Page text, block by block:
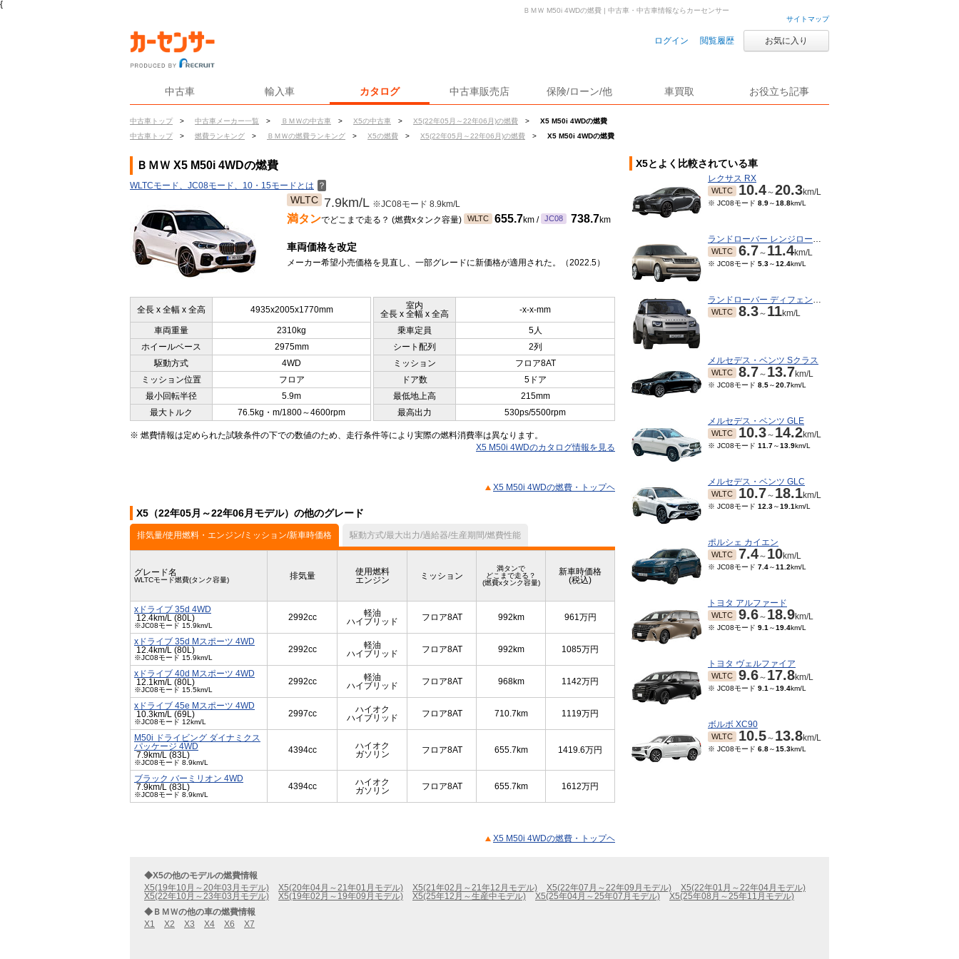
{
サイトマップ
ログイン 閲覧履歴 お気に入り
中古車 輸入車 カタログ 中古車販売店 保険/ローン/他 車買取 お役立ち記事
中古車トップ > 中古車メーカー一覧 > ＢＭＷの中古車 > X5の中古車 > X5(22年05月～22年06月)の燃費 >
X5 M50i 4WDの燃費
中古車トップ
> 燃費ランキング > ＢＭＷの燃費ランキング > X5の燃費 > X5(22年05月～22年06月)の燃費 > X5 M50i 4WDの燃費
ＢＭＷ M50i 4WDの燃費 | 中古車・中古車情報ならカーセンサー
ＢＭＷ X5 M50i 4WDの燃費
WLTCモード、JC08モード、10・15モードとは ？
WLTC 7.9km/L ※JC08モード 8.9km/L
満タンでどこまで走る？ (燃費xタンク容量) WLTC 655.7km / JC08 738.7km
車両価格を改定
メーカー希望小売価格を見直し、一部グレードに新価格が適用された。（2022.5）
全長 x 全幅 x 全高 4935x2005x1770mm
室内
全長 x 全幅 x 全高
-x-x-mm
車両重量 2310kg 乗車定員
5人
ホイールベース
2975mm シート配列
2列
駆動方式
4WD ミッション
フロア8AT
ミッション位置
フロア ドア数
5ドア
最小回転半径
5.9m 最低地上高
215mm
最大トルク
76.5kg・m/1800～4600rpm 最高出力 530ps/5500rpm
※ 燃費情報は定められた試験条件の下での数値のため、走行条件等により実際の燃料消費率は異なります。
X5 M50i 4WDのカタログ情報を見る
X5 M50i 4WDの燃費・トップヘ
X5（22年05月～22年06月モデル）の他のグレード
排気量/使用燃料・エンジン/ミッション/新車時価格 駆動方式/最大出力/過給器/生産期間/燃費性能
グレード名
WLTCモード燃費(タンク容量) 排気量
使用燃料
エンジン
ミッション
満タンで
どこまで走る？
(燃費xタンク容量)
新車時価格
(税込)
xドライブ 35d 4WD
12.4km/L (80L)
※JC08モード 15.9km/L
2992cc
軽油
ハイブリッド
フロア8AT 992km 961万円
xドライブ 35d Mスポーツ 4WD
12.4km/L (80L)
※JC08モード 15.9km/L
2992cc
軽油
ハイブリッド
フロア8AT 992km 1085万円
xドライブ 40d Mスポーツ 4WD
12.1km/L (80L)
※JC08モード 15.5km/L
2992cc
軽油
ハイブリッド
フロア8AT 968km 1142万円
xドライブ 45e Mスポーツ 4WD
10.3km/L (69L)
※JC08モード 12km/L
2997cc
ハイオク
ハイブリッド
フロア8AT 710.7km 1119万円
M50i ドライビング ダイナミクス
パッケージ 4WD
7.9km/L (83L)
※JC08モード 8.9km/L
4394cc
ハイオク
ガソリン
フロア8AT 655.7km 1419.6万円
ブラック バーミリオン 4WD
7.9km/L (83L)
※JC08モード 8.9km/L
4394cc
ハイオク
ガソリン
フロア8AT 655.7km 1612万円
X5 M50i 4WDの燃費・トップヘ
X5とよく比較されている車
レクサス RX
WLTC 10.4～20.3km/L
※ JC08モード 8.9～18.8km/L
ランドローバー レンジローバー
WLTC 6.7～ 11.4km/L
※ JC08モード 5.3～12.4km/L
ランドローバー ディフェンダー
WLTC 8.3～ 11km/L
メルセデス・ベンツ Sクラス
WLTC 8.7～ 13.7km/L
※ JC08モード 8.5～20.7km/L
メルセデス・ベンツ GLE
WLTC 10.3～ 14.2km/L
※ JC08モード 11.7～13.9km/L
メルセデス・ベンツ GLC
WLTC 10.7～ 18.1km/L
※ JC08モード 12.3～19.1km/L
ポルシェ カイエン
WLTC 7.4～ 10km/L
※ JC08モード 7.4～11.2km/L
トヨタ アルファード
WLTC 9.6～ 18.9km/L
※ JC08モード 9.1 ～19.4km/L
トヨタ ヴェルファイア
WLTC 9.6～ 17.8km/L
※ JC08モード 9.1 ～19.4km/L
ボルボ XC90
WLTC 10.5～ 13.8km/L
※ JC08モード 6.8～15.3km/L
◆X5の他のモデルの燃費情報
X5(19年10月～20年03月モデル)
X5(20年04月～21年01月モデル) X5(21年02月～21年12月モデル) X5(22年07月～22年09月モデル)
X5(22年01月～22年04月モデル)
X5(22年10月～23年03月モデル)
X5(19年02月～19年09月モデル) X5(25年12月～生産中モデル) X5(25年04月～25年07月モデル)
X5(25年08月～25年11月モデル)
◆ＢＭＷの他の車の燃費情報
X1
X2 X3 X4 X6 X7